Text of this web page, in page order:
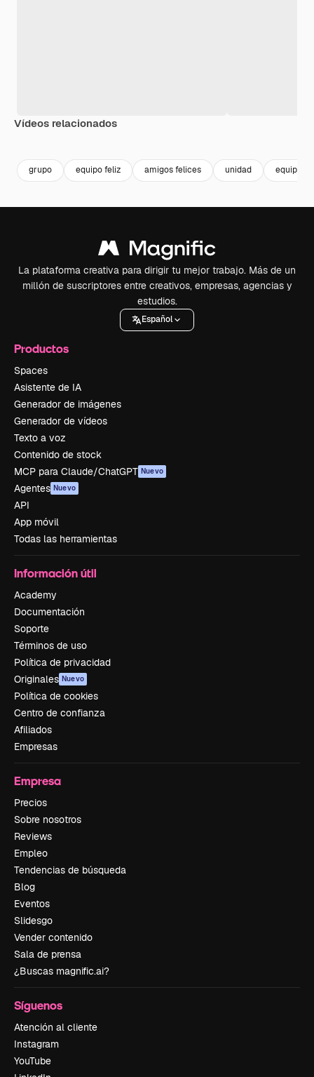
Vídeos relacionados
grupo equipo feliz amigos felices unidad equipo
La plataforma creativa para dirigir tu mejor trabajo. Más de un
millón de suscriptores entre creativos, empresas, agencias y
estudios.
Español
Productos
Spaces
Asistente de IA
Generador de imágenes
Generador de vídeos
Texto a voz
Contenido de stock
MCP para Claude/ChatGPT Nuevo
Agentes Nuevo
API
App móvil
Todas las herramientas
Información útil
Academy
Documentación
Soporte
Términos de uso
Política de privacidad
Originales Nuevo
Política de cookies
Centro de confianza
Afiliados
Empresas
Empresa
Precios
Sobre nosotros
Reviews
Empleo
Tendencias de búsqueda
Blog
Eventos
Slidesgo
Vender contenido
Sala de prensa
¿Buscas magnific.ai?
Síguenos
Atención al cliente
Instagram
YouTube